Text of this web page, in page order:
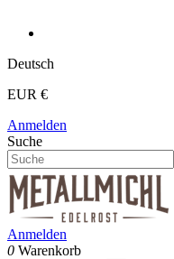
Deutsch
EUR €
Anmelden
Suche
Anmelden
0 Warenkorb